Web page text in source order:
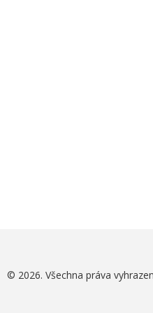
© 2026. Všechna práva